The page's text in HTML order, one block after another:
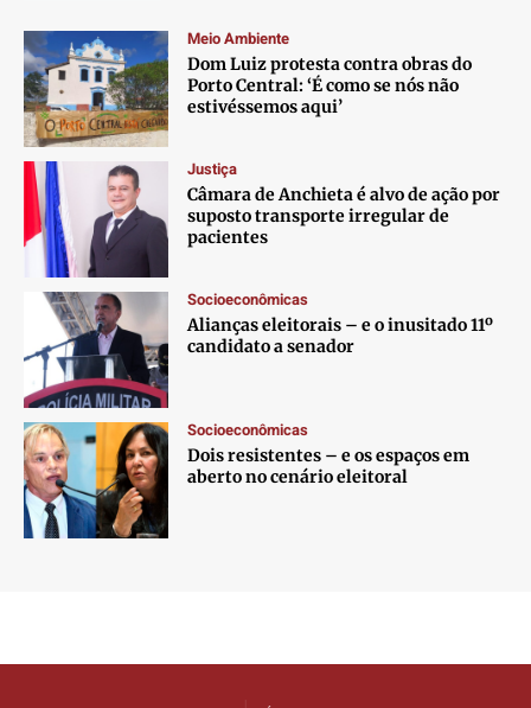
Meio Ambiente
Dom Luiz protesta contra obras do
Porto Central: ‘É como se nós não
estivéssemos aqui’
Justiça
Câmara de Anchieta é alvo de ação por
suposto transporte irregular de
pacientes
Socioeconômicas
Alianças eleitorais – e o inusitado 11º
candidato a senador
Socioeconômicas
Dois resistentes – e os espaços em
aberto no cenário eleitoral